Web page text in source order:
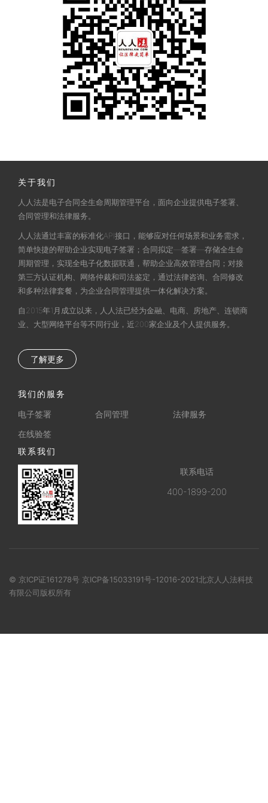
关于我们
人人法是电子合同全生命周期管理平台，面向企业提供电子签署、
合同管理和法律服务。
人人法通过丰富的标准化API接口，能够应对任何场景和业务需求，
简单快捷的帮助企业实现电子签署；合同拟定—签署—存储全生命
周期管理，实现全电子化数据联通，帮助企业高效管理合同；对接
第三方认证机构、网络仲裁和司法鉴定，通过法律咨询、合同修改
和多种法律套餐，为企业合同管理提供一体化解决方案。
自2015年1月成立以来，人人法已经为金融、电商、房地产、连锁商
业、大型网络平台等不同行业，近200家企业及个人提供服务。
了解更多
我们的服务
电子签署
合同管理
法律服务
在线验签
联系我们
联系电话
400-1899-200
© 京ICP证161278号 京ICP备15033191号-12016-2021北京人人法科技
有限公司版权所有